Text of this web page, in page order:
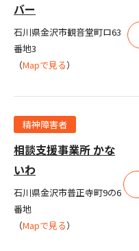
バー
石川県金沢市観音堂町ロ63
番地3
（Mapで見る）
精神障害者
相談支援事業所 かな
いわ
石川県金沢市普正寺町9の6
番地
（Mapで見る）